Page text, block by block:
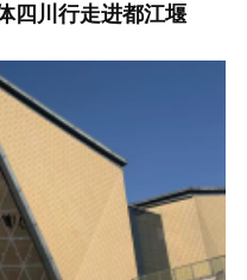
四川行走进都江堰